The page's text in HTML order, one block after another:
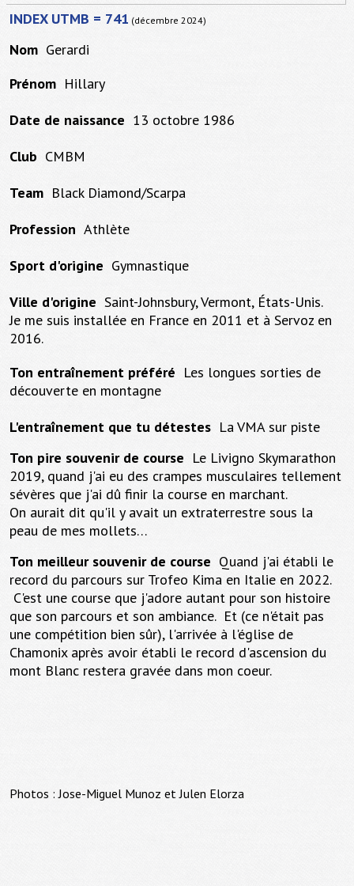
INDEX UTMB = 741 (décembre 2024)
Nom Gerardi
Prénom Hillary
Date de naissance 13 octobre 1986
Club CMBM
Team Black Diamond/Scarpa
Profession Athlète
Sport d'origine Gymnastique
Ville d'origine Saint-Johnsbury, Vermont, États-Unis.
Je me suis installée en France en 2011 et à Servoz en
2016.
Ton entraînement préféré Les longues sorties de
découverte en montagne
L'entraînement que tu détestes La VMA sur piste
Ton pire souvenir de course Le Livigno Skymarathon
2019, quand j'ai eu des crampes musculaires tellement
sévères que j'ai dû finir la course en marchant.
On aurait dit qu'il y avait un extraterrestre sous la
peau de mes mollets…
Ton meilleur souvenir de course Quand j'ai établi le
record du parcours sur Trofeo Kima en Italie en 2022.
C'est une course que j'adore autant pour son histoire
que son parcours et son ambiance. Et (ce n'était pas
une compétition bien sûr), l'arrivée à l'église de
Chamonix après avoir établi le record d'ascension du
mont Blanc restera gravée dans mon coeur.
Photos : Jose-Miguel Munoz et Julen Elorza